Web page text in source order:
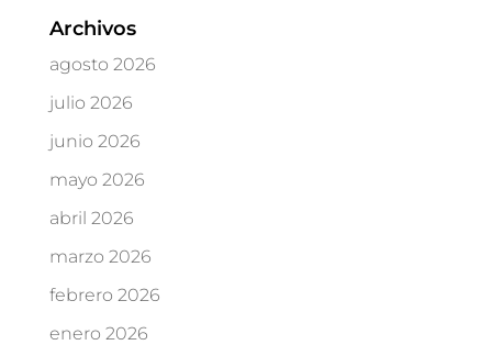
Archivos
agosto 2026
julio 2026
junio 2026
mayo 2026
abril 2026
marzo 2026
febrero 2026
enero 2026